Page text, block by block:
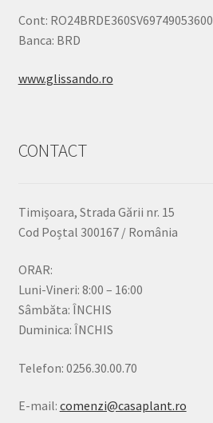
Cont: RO24BRDE360SV69749053600
Banca: BRD
www.glissando.ro
CONTACT
Timișoara, Strada Gării nr. 15
Cod Poștal 300167 / România
ORAR:
Luni-Vineri: 8:00 – 16:00
Sâmbăta: ÎNCHIS
Duminica: ÎNCHIS
Telefon: 0256.30.00.70
E-mail: comenzi@casaplant.ro